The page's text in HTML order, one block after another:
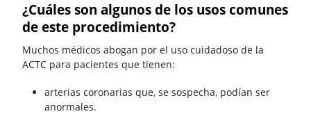
¿Cuáles son algunos de los usos comunes
de este procedimiento?
Muchos médicos abogan por el uso cuidadoso de la
ACTC para pacientes que tienen:
arterias coronarias que, se sospecha, podían ser
anormales.